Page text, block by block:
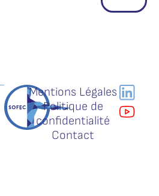
Mentions Légales
Politique de
confidentialité
Contact